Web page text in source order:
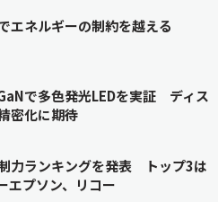
エネルギーの制約を越える
で多色発光LEDを実証 ディス
密化に期待
力ランキングを発表 トップ3は
エプソン、リコー